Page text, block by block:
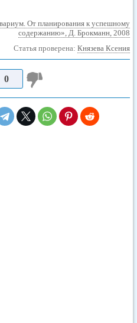
От планирования к успешному
содержанию», Д. Брокманн, 2008
Статья проверена: Князева Ксения
0